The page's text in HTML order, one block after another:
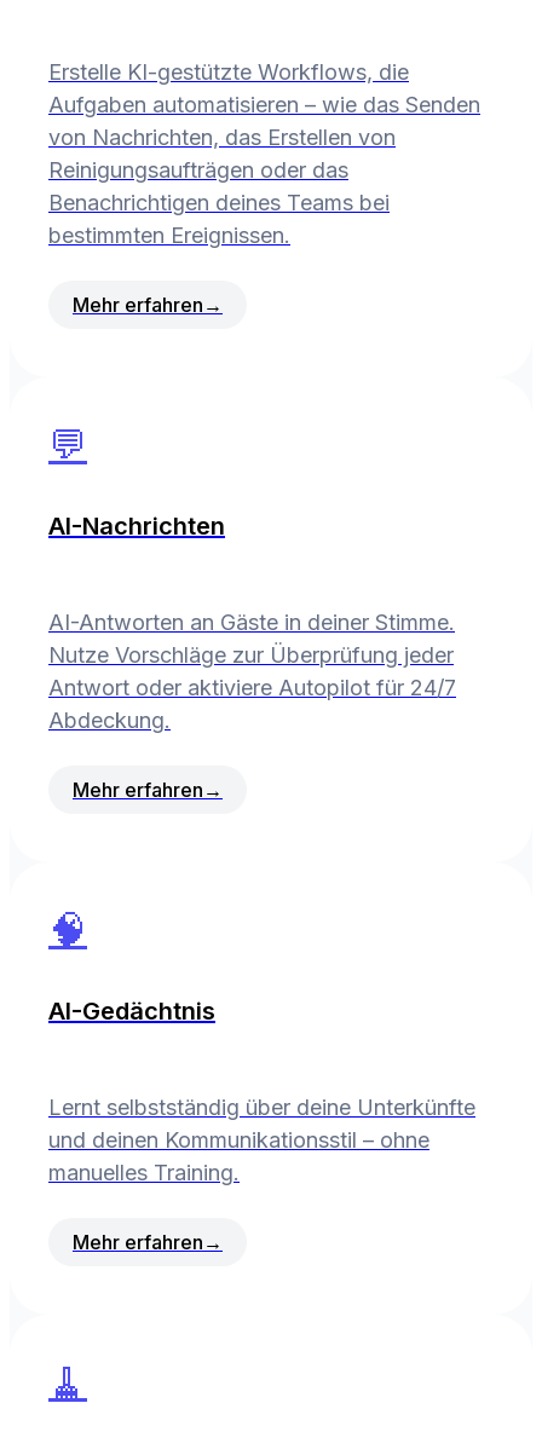
Erstelle KI-gestützte Workflows, die
Aufgaben automatisieren – wie das Senden
von Nachrichten, das Erstellen von
Reinigungsaufträgen oder das
Benachrichtigen deines Teams bei
bestimmten Ereignissen.
Mehr erfahren →
💬
AI-Nachrichten
AI-Antworten an Gäste in deiner Stimme.
Nutze Vorschläge zur Überprüfung jeder
Antwort oder aktiviere Autopilot für 24/7
Abdeckung.
Mehr erfahren →
🧠
AI-Gedächtnis
Lernt selbstständig über deine Unterkünfte
und deinen Kommunikationsstil – ohne
manuelles Training.
Mehr erfahren →
🧹